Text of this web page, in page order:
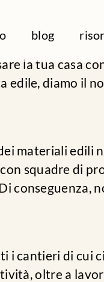
blog
la tua casa
diamo il
materiali edili
squadre di
conseguenza,
cantieri di cui
oltre a